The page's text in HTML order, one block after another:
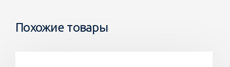
Похожие товары